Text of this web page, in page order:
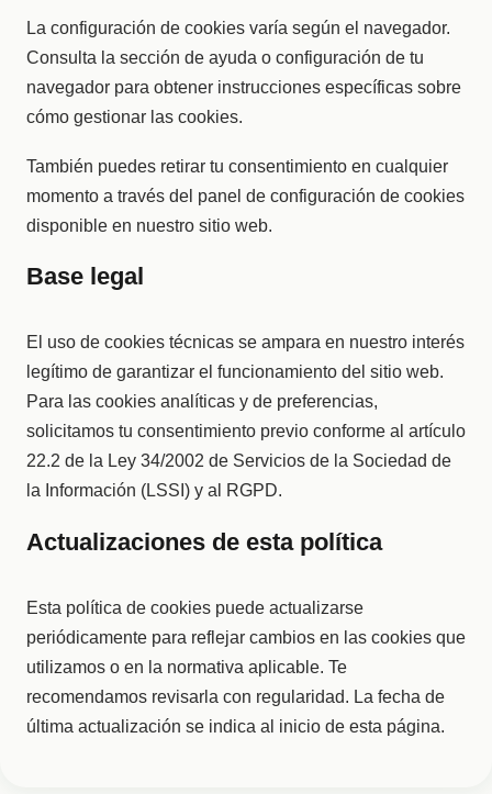
La configuración de cookies varía según el navegador.
Consulta la sección de ayuda o configuración de tu
navegador para obtener instrucciones específicas sobre
cómo gestionar las cookies.
También puedes retirar tu consentimiento en cualquier
momento a través del panel de configuración de cookies
disponible en nuestro sitio web.
Base legal
El uso de cookies técnicas se ampara en nuestro interés
legítimo de garantizar el funcionamiento del sitio web.
Para las cookies analíticas y de preferencias,
solicitamos tu consentimiento previo conforme al artículo
22.2 de la Ley 34/2002 de Servicios de la Sociedad de
la Información (LSSI) y al RGPD.
Actualizaciones de esta política
Esta política de cookies puede actualizarse
periódicamente para reflejar cambios en las cookies que
utilizamos o en la normativa aplicable. Te
recomendamos revisarla con regularidad. La fecha de
última actualización se indica al inicio de esta página.